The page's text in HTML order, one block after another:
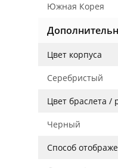
Южная Корея
Цвет корпуса
Серебристый
Цвет браслета /
Черный
Способ